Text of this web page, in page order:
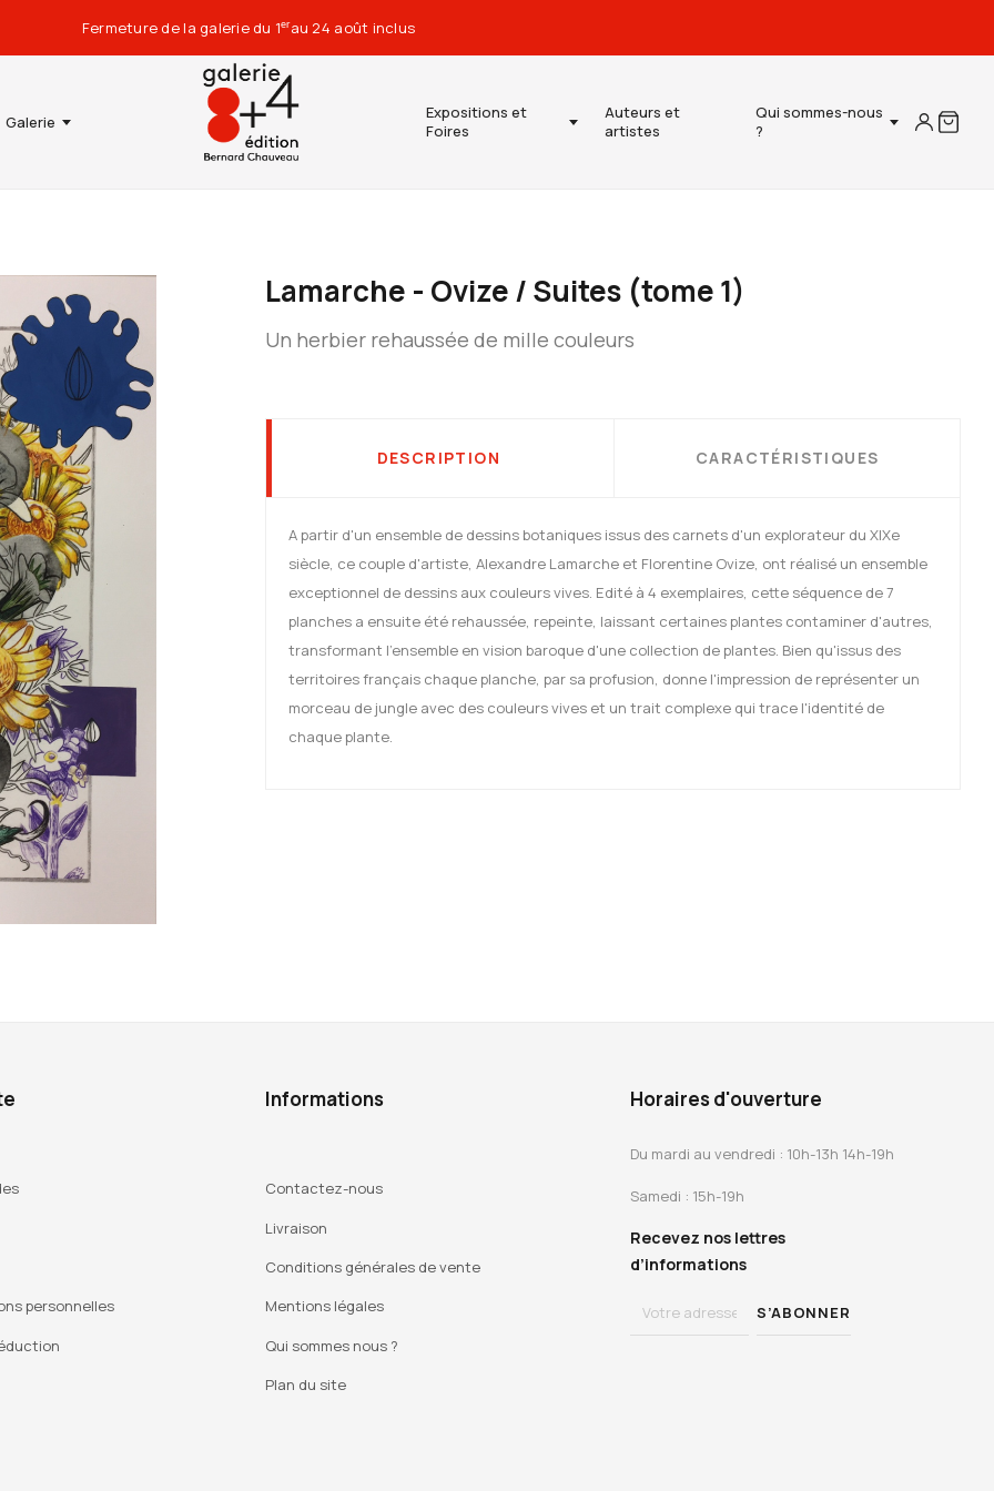
Fermeture de la galerie du 1erau 24 août inclus
Galerie
Expositions et
Foires
Auteurs et
artistes
Qui sommes-nous
?
Lamarche - Ovize / Suites (tome 1)
Un herbier rehaussée de mille couleurs
DESCRIPTION CARACTÉRISTIQUES
A partir d'un ensemble de dessins botaniques issus des carnets d'un explorateur du XIXe
siècle, ce couple d'artiste, Alexandre Lamarche et Florentine Ovize, ont réalisé un ensemble
exceptionnel de dessins aux couleurs vives. Edité à 4 exemplaires, cette séquence de 7
planches a ensuite été rehaussée, repeinte, laissant certaines plantes contaminer d'autres,
transformant l'ensemble en vision baroque d'une collection de plantes. Bien qu'issus des
territoires français chaque planche, par sa profusion, donne l'impression de représenter un
morceau de jungle avec des couleurs vives et un trait complexe qui trace l'identité de
chaque plante.
personnelles
Informations
Contactez-nous
Livraison
Conditions générales de vente
Mentions légales
Qui sommes nous ?
Plan du site
Horaires d'ouverture
Du mardi au vendredi : 10h-13h 14h-19h
Samedi : 15h-19h
Recevez nos lettres
d’informations